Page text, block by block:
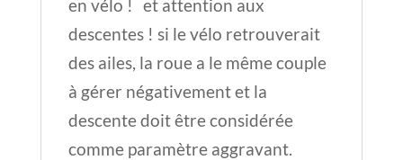
en vélo ! et attention aux
descentes ! si le vélo retrouverait
des ailes, la roue a le même couple
à gérer négativement et la
descente doit être considérée
comme paramètre aggravant.